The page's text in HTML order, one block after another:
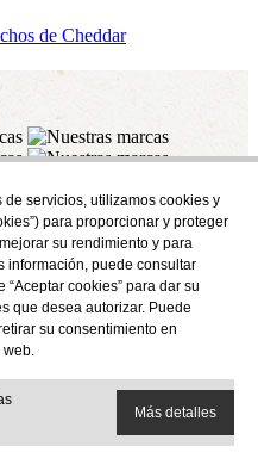
de servicios, utilizamos cookies y
para proporcionar y proteger
su rendimiento y para
información, puede consultar
“Aceptar cookies” para dar su
que desea autorizar. Puede
su consentimiento en
web.
Más detalles
de Cheddar
privacidad
gastronómico Contacto
25 - 08403 Granollers